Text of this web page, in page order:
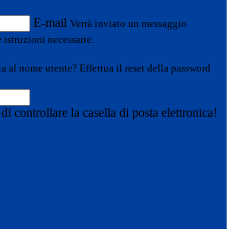
E-mail Verrà inviato un messaggio
necessarie.
al nome utente? Effettua il reset della password
controllare la casella di posta elettronica!